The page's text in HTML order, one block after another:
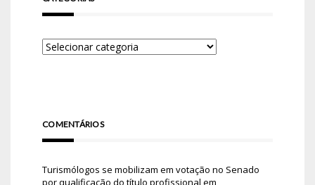
COMENTÁRIOS
Turismólogos se mobilizam em votação no Senado
por qualificação do título profissional em